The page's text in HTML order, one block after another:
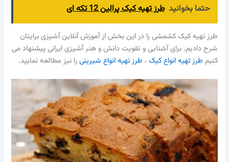
حتما بخوانید طرز تهیه کیک پرالین 12 تکه ای
طرز تهیه کیک کشمشی را در این بخش از آموزش آنلاین آشپزی برایتان
شرح دادیم. برای آشنایی و تقویت دانش و هنر آشپزی ایرانی پیشنهاد می
کنیم طرز تهیه انواع کیک ، طرز تهیه انواع شیرینیرا نیز مطالعه نمایید.